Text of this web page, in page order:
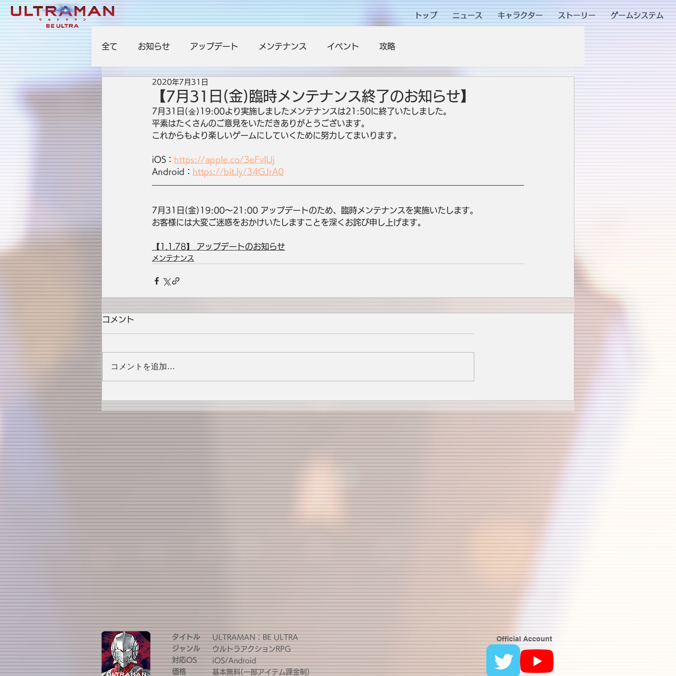
トップ ニュース キャラクター ストーリー ゲームシステム
全て お知らせ アップデート メンテナンス イベント 攻略
【7月31日(金)臨時メンテナンス終了のお知らせ】
2020年7月31日
7月31日(金)19:00より実施しましたメンテナンスは21:50に終了いたしました。
平素はたくさんのご意見をいただきありがとうございます。
これからもより楽しいゲームにしていくために努力してまいります。
iOS： https://apple.co/3eFvlUj
Android： https://bit.ly/34GJrA0
7月31日(金)19:00～21:00 アップデートのため、臨時メンテナンスを実施いたします。
お客様には大変ご迷惑をおかけいたしますことを深くお詫び申し上げます。
【1.1.78】 アップデートのお知らせ
メンテナンス
コメント
コメントを追加…
タイトル
ジャンル
対応OS
価格
ULTRAMAN：BE ULTRA
ウルトラアクションRPG
iOS/Android
基本無料(一部アイテム課金制)
Official Account